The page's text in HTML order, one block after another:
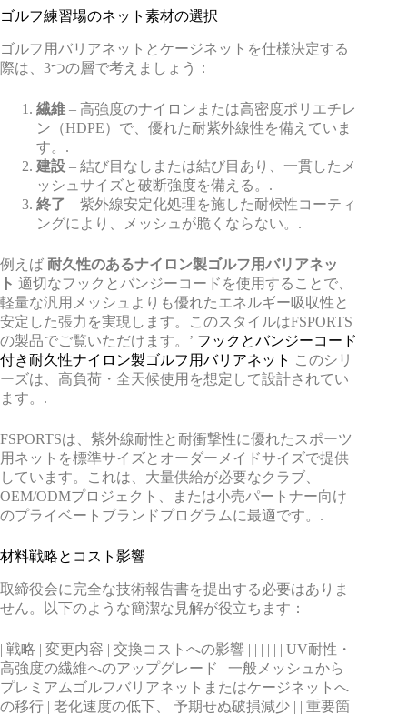
ゴルフ練習場のネット素材の選択
ゴルフ用バリアネットとケージネットを仕様決定する
際は、3つの層で考えましょう：
繊維 – 高強度のナイロンまたは高密度ポリエチレ
ン（HDPE）で、優れた耐紫外線性を備えていま
す。.
建設 – 結び目なしまたは結び目あり、一貫したメ
ッシュサイズと破断強度を備える。.
終了 – 紫外線安定化処理を施した耐候性コーティ
ングにより、メッシュが脆くならない。.
例えば 耐久性のあるナイロン製ゴルフ用バリアネッ
ト 適切なフックとバンジーコードを使用することで、
軽量な汎用メッシュよりも優れたエネルギー吸収性と
安定した張力を実現します。このスタイルはFSPORTS
の製品でご覧いただけます。’ フックとバンジーコード
付き耐久性ナイロン製ゴルフ用バリアネット このシリ
ーズは、高負荷・全天候使用を想定して設計されてい
ます。.
FSPORTSは、紫外線耐性と耐衝撃性に優れたスポーツ
用ネットを標準サイズとオーダーメイドサイズで提供
しています。これは、大量供給が必要なクラブ、
OEM/ODMプロジェクト、または小売パートナー向け
のプライベートブランドプログラムに最適です。.
材料戦略とコスト影響
取締役会に完全な技術報告書を提出する必要はありま
せん。以下のような簡潔な見解が役立ちます：
| 戦略 | 変更内容 | 交換コストへの影響 | | | | | | UV耐性・
高強度の繊維へのアップグレード | 一般メッシュから
プレミアムゴルフバリアネットまたはケージネットへ
の移行 | 老化速度の低下、 予期せぬ破損減少 | | 重要箇